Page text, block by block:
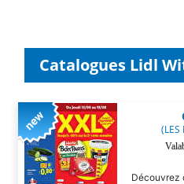
Catalogues Lidl
(LES
Découvrez